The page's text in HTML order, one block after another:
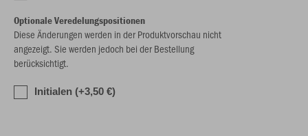
Optionale Veredelungspositionen
Diese Änderungen werden in der Produktvorschau nicht
angezeigt. Sie werden jedoch bei der Bestellung
berücksichtigt.
Initialen (+3,50 €)